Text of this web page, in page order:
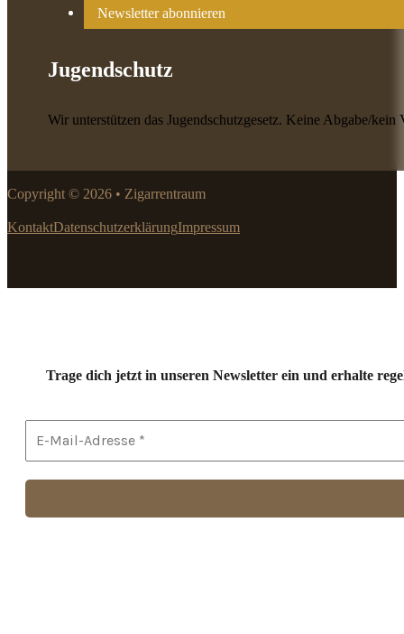
Newsletter abonnieren
Jugendschutz
Wir unterstützen das Jugendschutzgesetz. Keine Abgabe/
Copyright © 2026 • Zigarrentraum
KontaktDatenschutzerklärungImpressum
Trage dich jetzt in unseren Newsletter ein und erhalte